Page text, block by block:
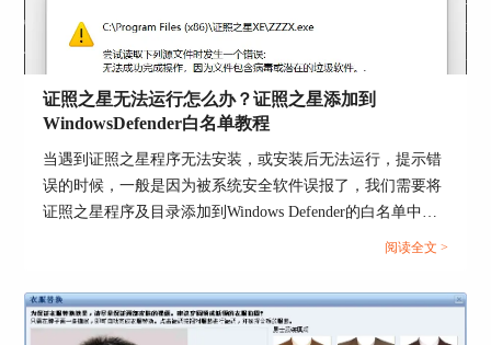
图五：效果对比
以上是小编带来的介绍——关于二寸照片换底色怎
么换以及如何将二寸照片的底色换成白的。希望我
的分享能对大家有所帮助。如果你想了解更多关于
证照之星的信息，欢迎访问
证照之星中文网站
证照之星无法运行怎么办？证照之星添加到
WindowsDefender白名单教程
当遇到证照之星程序无法安装，或安装后无法运行，提示错
误的时候，一般是因为被系统安全软件误报了，我们需要将
证照之星程序及目录添加到Windows Defender的白名单中，
阅读全文 >